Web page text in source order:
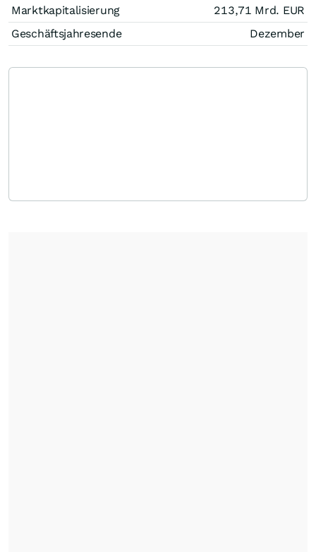
Marktkapitalisierung
213,71 Mrd. EUR
Geschäftsjahresende
Dezember